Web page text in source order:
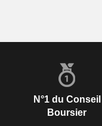
N°1 du Conseil
Boursier